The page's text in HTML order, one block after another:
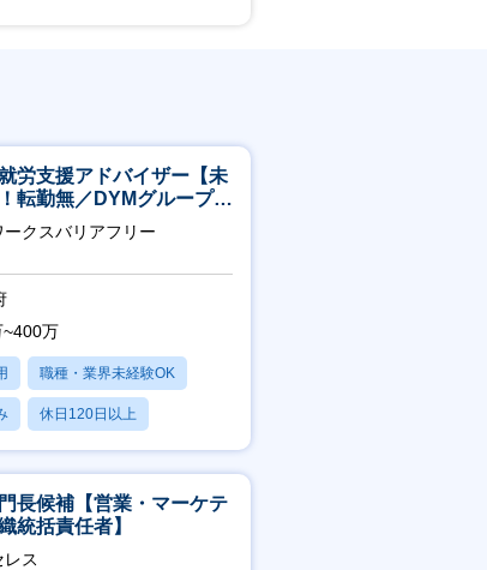
労支援アドバイザー【未
転勤無／DYMグループ／
ティ高い方歓迎／土日
クスバリアフリー
万
職種・業界未経験OK
休日120日以上
あり
長候補【営業・マーケテ
統括責任者】
ス